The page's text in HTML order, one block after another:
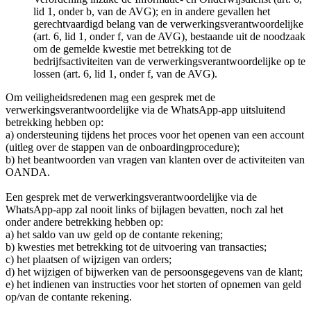
lid 1, onder b, van de AVG); en in andere gevallen het
gerechtvaardigd belang van de verwerkingsverantwoordelijke
(art. 6, lid 1, onder f, van de AVG), bestaande uit de noodzaak
om de gemelde kwestie met betrekking tot de
bedrijfsactiviteiten van de verwerkingsverantwoordelijke op te
lossen (art. 6, lid 1, onder f, van de AVG).
Om veiligheidsredenen mag een gesprek met de
verwerkingsverantwoordelijke via de WhatsApp-app uitsluitend
betrekking hebben op:
a) ondersteuning tijdens het proces voor het openen van een account
(uitleg over de stappen van de onboardingprocedure);
b) het beantwoorden van vragen van klanten over de activiteiten van
OANDA.
Een gesprek met de verwerkingsverantwoordelijke via de
WhatsApp-app zal nooit links of bijlagen bevatten, noch zal het
onder andere betrekking hebben op:
a) het saldo van uw geld op de contante rekening;
b) kwesties met betrekking tot de uitvoering van transacties;
c) het plaatsen of wijzigen van orders;
d) het wijzigen of bijwerken van de persoonsgegevens van de klant;
e) het indienen van instructies voor het storten of opnemen van geld
op/van de contante rekening.